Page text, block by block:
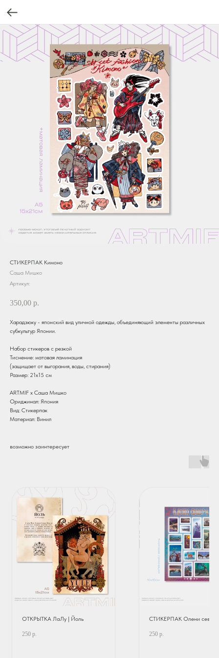
СТИКЕРПАК Кимоно
Саша Мишко
Артикул:
350,00 р.
Харадзюку - японский вид уличной одежды, объединяющий элементы различных
субкультур Японии.
Набор стикеров с резкой
Тиснение: матовая ламинация
(защищает от выгорания, воды, стирания)
Размер: 21х15 см
ARTMIF х Саша Мишко
Ориджинал: Япония
Вид: Стикерпак
Материал: Винил
возможно заинтересует
ОТКРЫТКА ЛаЛу | Йоль
250 р.
СТИКЕРПАК Олени
250 р.